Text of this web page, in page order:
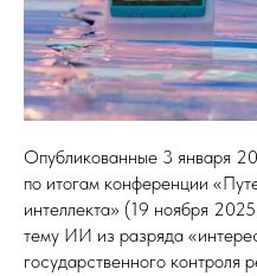
Опубликованные 3 января
по итогам конференции
интеллекта» (19 ноября
тему ИИ из разряда
государственного контроля